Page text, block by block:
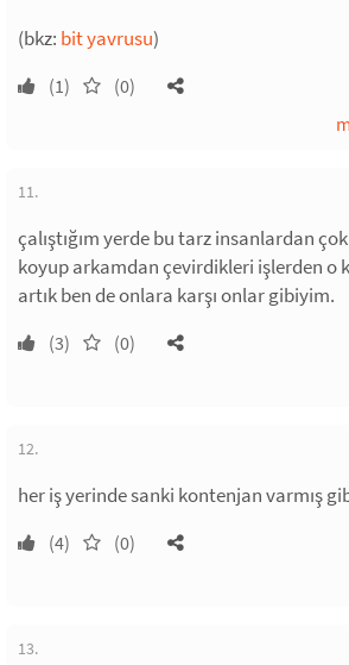
(bkz: bit yavrusu)
(1) (0)
11.
çalıştığım yerde bu tarz insanlardan
koyup arkamdan çevirdikleri işlerden o
artık ben de onlara karşı onlar gibiyim.
(3) (0)
12.
her iş yerinde sanki kontenjan varmış
(4) (0)
13.